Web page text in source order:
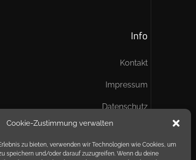
Cookie-Zustimmung verwalten
zu bieten, verwenden wir Technologien wie Cookies, um
speichern und/oder darauf zuzugreifen. Wenn du deine
Info
Kontakt
Impressum
Datenschutz